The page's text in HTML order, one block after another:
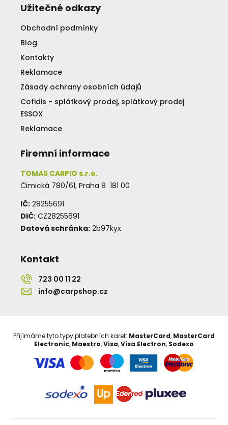
Užitečné odkazy
Obchodní podmínky
Blog
Kontakty
Reklamace
Zásady ochrany osobních údajů
Cofidis - splátkový prodej, splátkový prodej
ESSOX
Reklamace
Firemní informace
TOMAS CARPIO s.r.o.
Čimická 780/61, Praha 8 181 00
IČ: 28255691
DIČ: CZ28255691
Datová schránka: 2b97kyx
Kontakt
723 00 11 22
info@carpshop.cz
Přijímáme tyto typy platebních karet: MasterCard, MasterCard
Electronic, Maestro,Visa,Visa Electron, Sodexo